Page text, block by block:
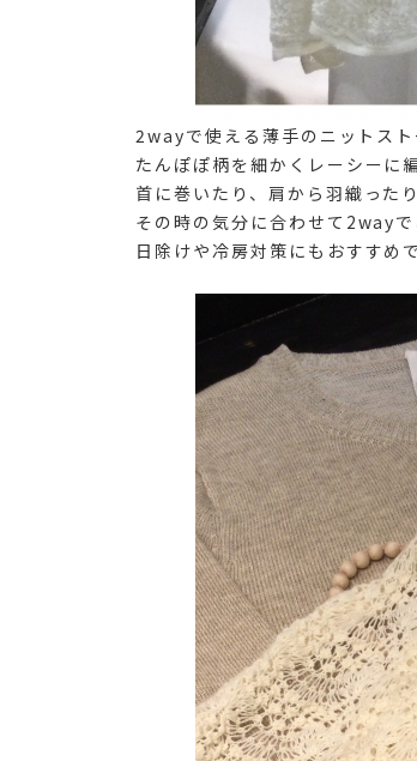
2wayで使える薄手のニットスト
たんぽぽ柄を細かくレーシーに
首に巻いたり、肩から羽織ったり
その時の気分に合わせて2wayで
日除けや冷房対策にもおすすめで